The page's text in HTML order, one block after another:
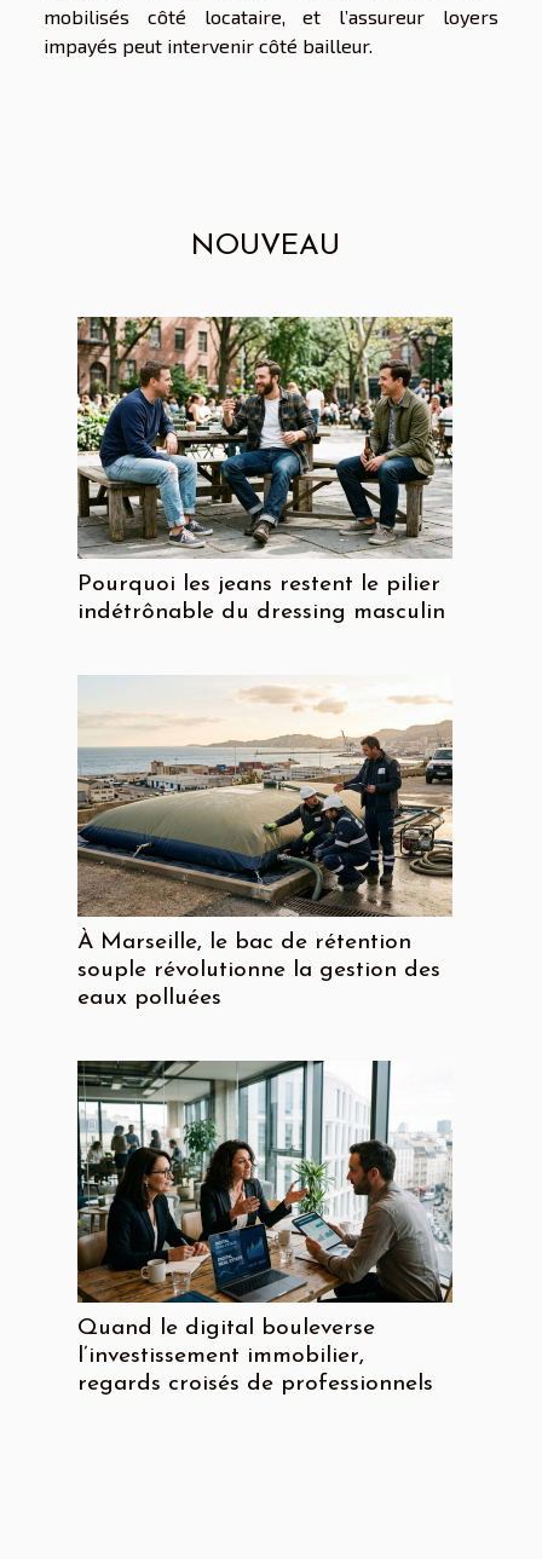
mobilisés côté locataire, et l’assureur loyers
impayés peut intervenir côté bailleur.
NOUVEAU
Pourquoi les jeans restent le pilier
indétrônable du dressing masculin
À Marseille, le bac de rétention
souple révolutionne la gestion des
eaux polluées
Quand le digital bouleverse
l’investissement immobilier,
regards croisés de professionnels